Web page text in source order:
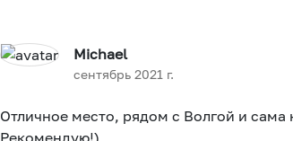
Michael
сентябрь 2021 г.
Отличное место, рядом с Волгой и сама
Рекомендую!)